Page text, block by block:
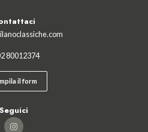
‍80012374
il form
Seguici